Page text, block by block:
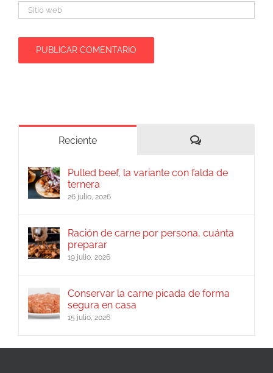
Reciente Comentarios
Pulled beef, la variante con falda de
ternera
26 julio, 2026
Ración de carne por persona, cuánta
preparar
19 julio, 2026
Conservar la carne picada de forma
segura en casa
15 julio, 2026